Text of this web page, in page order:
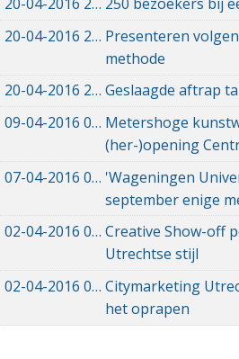
20-04-2016 20-04-2016 20:44
Presenteren
methode
20-04-2016 20-04-2016 20:29
Geslaagde aftrap
09-04-2016 09-04-2016 16:25
Metershoge
(her-)opening
07-04-2016 07-04-2016 10:30
'Wageningen
september enige
02-04-2016 02-04-2016 06:59
Creative Show-off
Utrechtse stijl
02-04-2016 02-04-2016 06:21
Citymarketing
het oprapen